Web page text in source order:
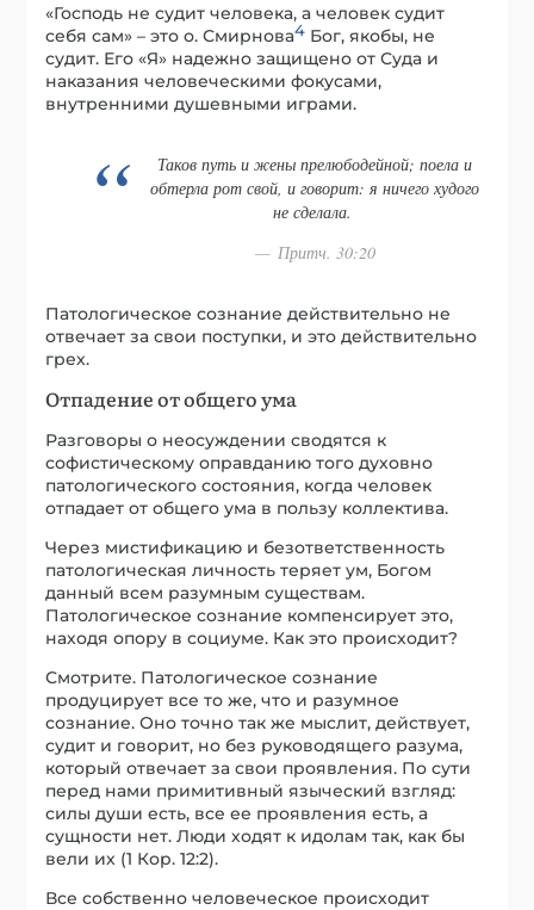
«Господь не судит человека, а человек судит
себя сам» – это о. Смирнова4 Бог, якобы, не
судит. Его «Я» надежно защищено от Суда и
наказания человеческими фокусами,
внутренними душевными играми.
Таков путь и жены прелюбодейной; поела и
обтерла рот свой, и говорит: я ничего худого
не сделала.
Притч. 30:20
Патологическое сознание действительно не
отвечает за свои поступки, и это действительно
грех.
Отпадение от общего ума
Разговоры о неосуждении сводятся к
софистическому оправданию того духовно
патологического состояния, когда человек
отпадает от общего ума в пользу коллектива.
Через мистификацию и безответственность
патологическая личность теряет ум, Богом
данный всем разумным существам.
Патологическое сознание компенсирует это,
находя опору в социуме. Как это происходит?
Смотрите. Патологическое сознание
продуцирует все то же, что и разумное
сознание. Оно точно так же мыслит, действует,
судит и говорит, но без руководящего разума,
который отвечает за свои проявления. По сути
перед нами примитивный языческий взгляд:
силы души есть, все ее проявления есть, а
сущности нет. Люди ходят к идолам так, как бы
вели их (1 Кор. 12:2).
Все собственно человеческое происходит